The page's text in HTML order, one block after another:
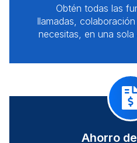
Obtén todas las
llamadas,
necesitas, en una
Ahorro